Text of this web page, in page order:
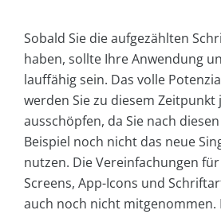
Sobald Sie die aufgezählten
haben, sollte Ihre Anwendung
lauffähig sein. Das volle
werden Sie zu diesem
ausschöpfen, da Sie nach
Beispiel noch nicht das neue
nutzen. Die Vereinfachungen
Screens, App-Icons und
auch noch nicht mitgenommen.